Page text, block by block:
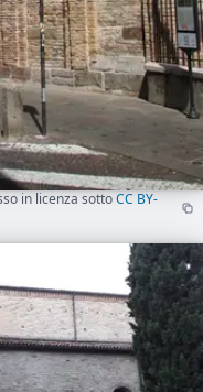
in licenza sottoCC BY-